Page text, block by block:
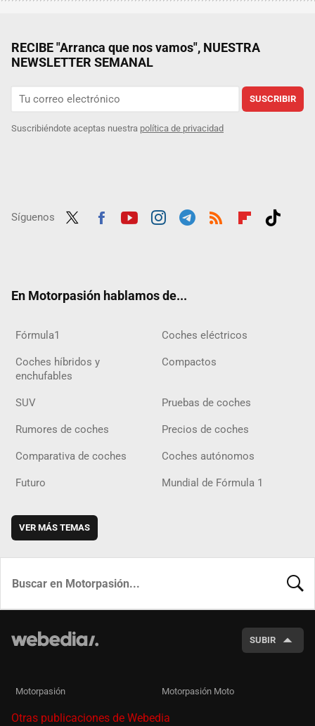
RECIBE "Arranca que nos vamos", NUESTRA
NEWSLETTER SEMANAL
SUSCRIBIR
Suscribiéndote aceptas nuestra política de privacidad
Síguenos
En Motorpasión hablamos de...
Fórmula1 Coches eléctricos
Coches híbridos y
enchufables
Compactos
SUV Pruebas de coches
Rumores de coches Precios de coches
Comparativa de coches Coches autónomos
Futuro Mundial de Fórmula 1
VER MÁS TEMAS
SUBIR
Motorpasión Motorpasión Moto
Otras publicaciones de Webedia